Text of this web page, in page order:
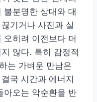
분명한 상대와 대
기거나 사진과 실
히려 이전보다 더
않다. 특히 감정적
는 가벼운 만남은
국 시간과 에너지
아오는 악순환을 반